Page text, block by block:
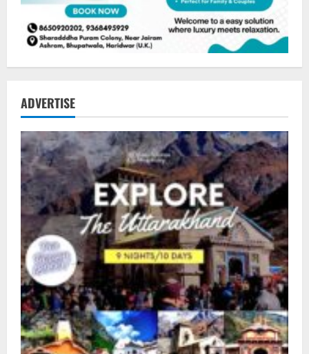
ADVERTISE